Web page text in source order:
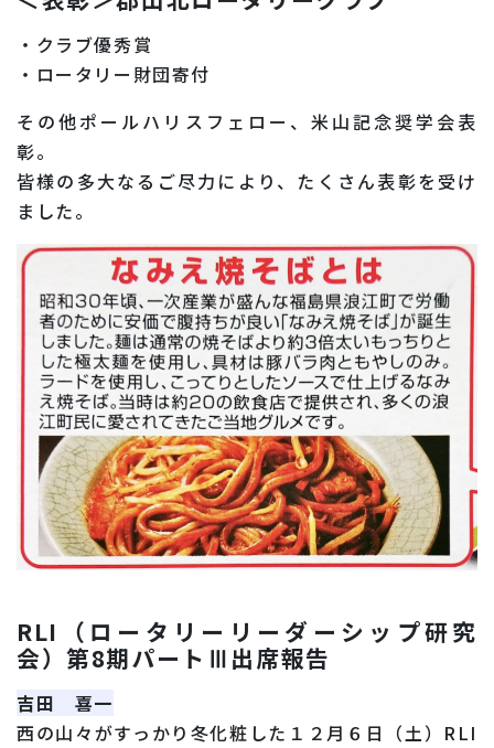
・クラブ優秀賞
・ロータリー財団寄付
その他ポールハリスフェロー、米山記念奨学会表
彰。
皆様の多大なるご尽力により、たくさん表彰を受け
ました。
RLI（ロータリーリーダーシップ研究
会）第8期パートⅢ出席報告
吉田 喜一
西の山々がすっかり冬化粧した１２月６日（土）RLI